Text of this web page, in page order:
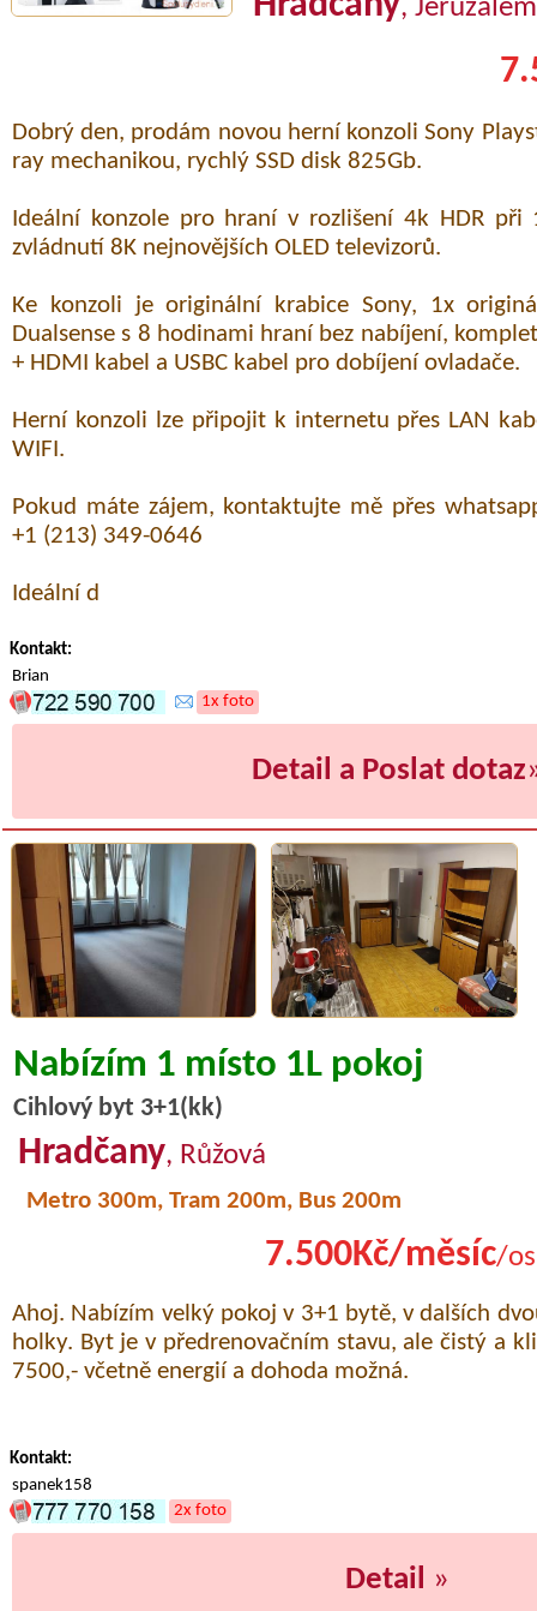
,
Dobrý den, prodám novou herní konzoli Sony
ray mechanikou, rychlý SSD disk 825Gb.
Ideální konzole pro hraní v rozlišení 4k HDR při
zvládnutí 8K nejnovějších OLED televizorů.
Ke konzoli je originální krabice Sony, 1x
Dualsense s 8 hodinami hraní bez nabíjení,
+ HDMI kabel a USBC kabel pro dobíjení ovladače.
Herní konzoli lze připojit k internetu přes LAN
WIFI.
Pokud máte zájem, kontaktujte mě přes
+1 (213) 349-0646
Ideální d
Kontakt:
Brian
1x foto
Detail a Poslat dotaz
Nabízím 1 místo 1L pokoj
Cihlový byt 3+1(kk)
Hradčany, Růžová
Metro 300m, Tram 200m, Bus 200m
7.500Kč/měsíc/
Ahoj. Nabízím velký pokoj v 3+1 bytě, v dalších
holky. Byt je v předrenovačním stavu, ale čistý a
7500,- včetně energií a dohoda možná.
Kontakt:
spanek158
2x foto
Detail »